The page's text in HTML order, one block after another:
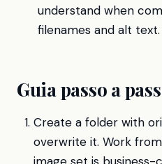
understand when
filenames and alt text.
Guia passo a
Create a folder with
overwrite it. Work